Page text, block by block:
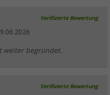
(2)
Verifizierte Bewertung
weiter begründet.
Verifizierte Bewertung